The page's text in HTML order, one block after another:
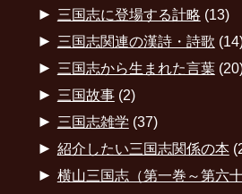
► 三国志に登場する計略 (13)
► 三国志関連の漢詩・詩歌
► 三国志から生まれた言葉
► 三国故事(2)
► 三国志雑学 (37)
► 紹介したい三国志関係の本
► 横山三国志（第一巻～第六十